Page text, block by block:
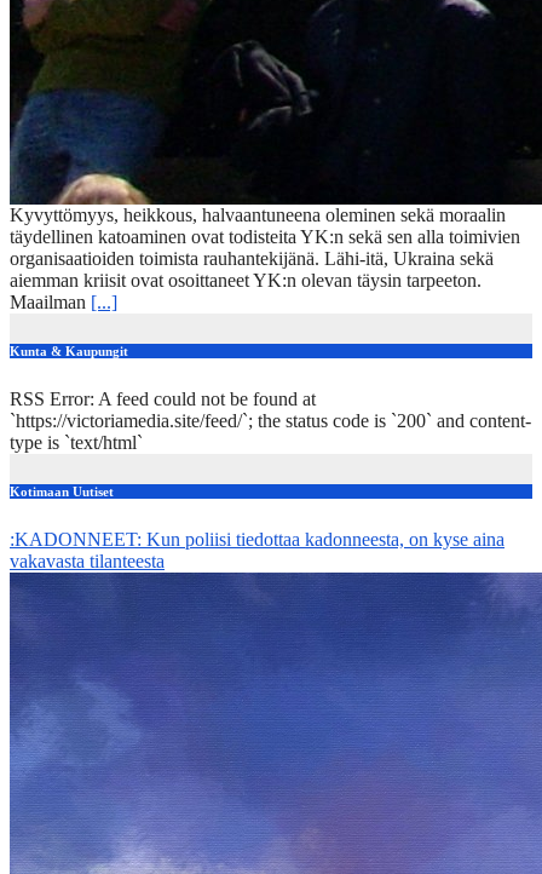
Kyvyttömyys, heikkous, halvaantuneena oleminen sekä moraalin
täydellinen katoaminen ovat todisteita YK:n sekä sen alla toimivien
organisaatioiden toimista rauhantekijänä. Lähi-itä, Ukraina sekä
aiemman kriisit ovat osoittaneet YK:n olevan täysin tarpeeton.
Maailman [...]
Kunta & Kaupungit
RSS Error: A feed could not be found at
`https://victoriamedia.site/feed/`; the status code is `200` and content-
type is `text/html`
Kotimaan Uutiset
:KADONNEET: Kun poliisi tiedottaa kadonneesta, on kyse aina
vakavasta tilanteesta